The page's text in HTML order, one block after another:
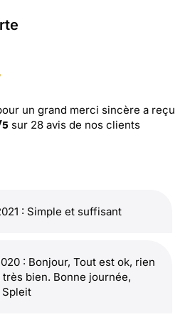
un grand merci sincère a reçu
5 sur 28 avis de nos clients
: Simple et suffisant
: Bonjour, Tout est ok, rien
bien. Bonne journée,
Spleit